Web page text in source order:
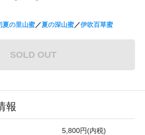
夏の里山蜜／夏の深山蜜／伊吹百草蜜
SOLD OUT
報
5,800円(内税)